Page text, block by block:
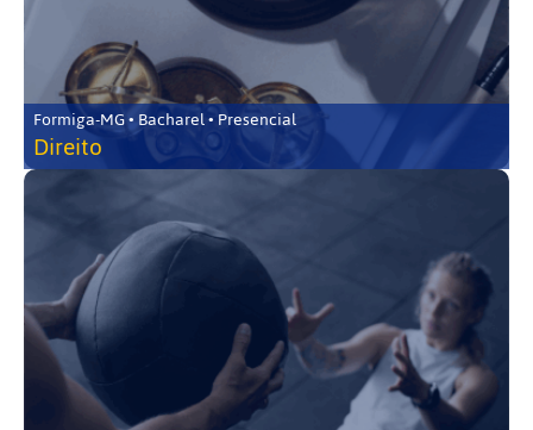
Formiga-MG • Bacharel • Presencial
Direito